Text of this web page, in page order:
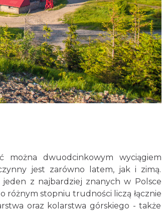
można dwuodcinkowym wyciągiem
jest zarówno latem, jak i zimą.
z najbardziej znanych w Polsce
różnym stopniu trudności liczą łącznie
oraz kolarstwa górskiego - także